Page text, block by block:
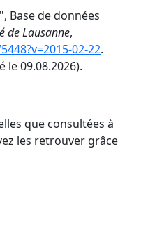
Base de données
de Lausanne,
02-22.
le 09.08.2026).
que consultées à
les retrouver grâce